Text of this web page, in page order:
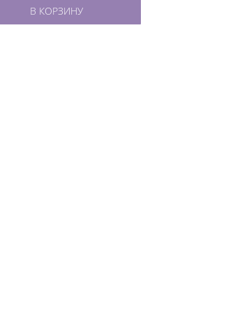
В КОРЗИНУ